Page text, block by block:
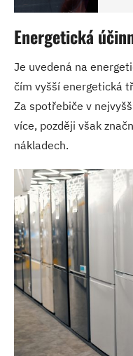
Energetická
Je uvedená na
čím vyšší energetická
Za spotřebiče v
více, později však
nákladech.